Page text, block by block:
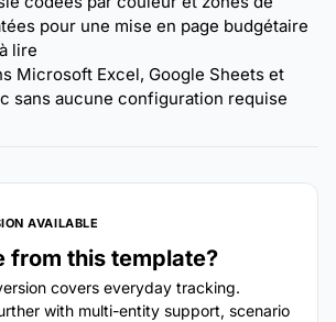
pour une mise en page budgétaire
lire
Microsoft Excel, Google Sheets et
sans aucune configuration requise
AVAILABLE
from this template?
covers everyday tracking.
with multi-entity support, scenario